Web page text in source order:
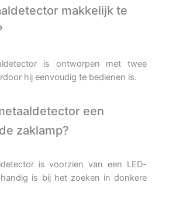
makkelijk te
is ontworpen met twee
hij eenvoudig te bedienen is.
een
zaklamp?
is voorzien van een LED-
is bij het zoeken in donkere